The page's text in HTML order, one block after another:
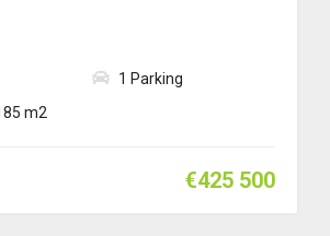
m2
1 Parking
€425 500